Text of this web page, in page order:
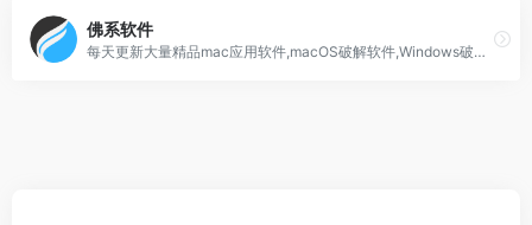
佛系软件
每天更新大量精品mac应用软件,macOS破解软件,Windows破解软件,音频插件,视频插件,图像插件